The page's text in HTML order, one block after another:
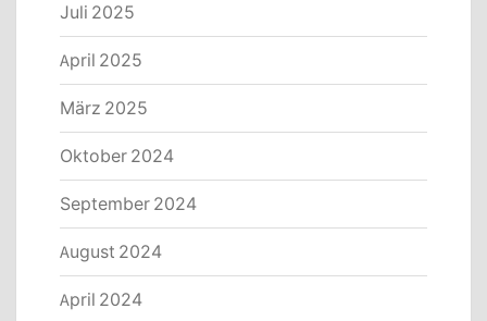
Juli 2025
April 2025
März 2025
Oktober 2024
September 2024
August 2024
April 2024